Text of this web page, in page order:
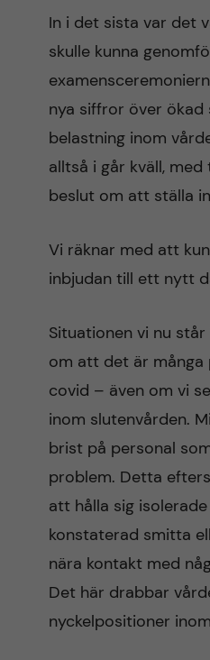
In i det sista var det
skulle kunna
nya siffror över
belastning inom
alltså i går kväll,
beslut om att ställa
Vi räknar med att
inbjudan till ett nytt
Situationen vi nu
om att det är
covid – även om vi
inom slutenvården.
brist på personal
problem. Detta
att hålla sig
konstaterad smitta
nära kontakt med
Det här drabbar
nyckelpositioner